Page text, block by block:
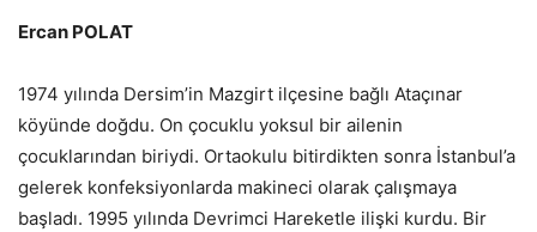
Ercan POLAT
1974 yılında Dersim’in Mazgirt ilçesine bağlı Ataçınar
köyünde doğdu. On çocuklu yoksul bir ailenin
çocuklarından biriydi. Ortaokulu bitirdikten sonra İstanbul’a
gelerek konfeksiyonlarda makineci olarak çalışmaya
başladı. 1995 yılında Devrimci Hareketle ilişki kurdu. Bir